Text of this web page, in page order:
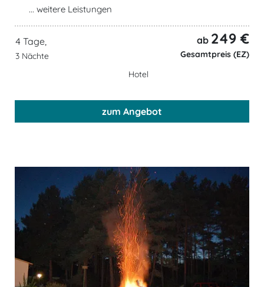
... weitere Leistungen
4 Tage,
3 Nächte
ab 249 €
Gesamtpreis (EZ)
Hotel
zum Angebot